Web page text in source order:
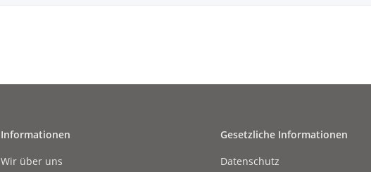
Informationen
Wir über uns
Gesetzliche Informationen
Datenschutz